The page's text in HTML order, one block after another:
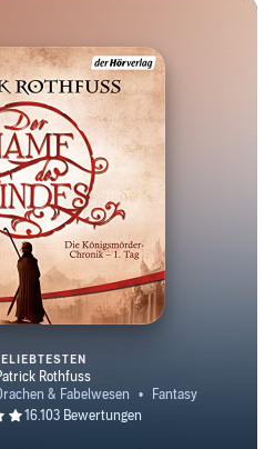
Weekly Award für das beste
Jahres ausgezeichnet.
Der Name des Windes